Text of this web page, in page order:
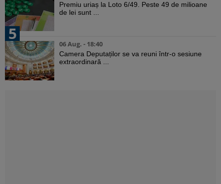
Premiu uriaș la Loto 6/49. Peste 49 de milioane
de lei sunt ...
5
06 Aug. - 18:40
Camera Deputaților se va reuni într-o sesiune
extraordinară ...